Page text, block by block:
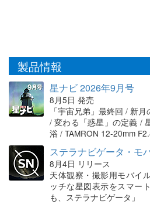
製品情報
星ナビ 2026年9月号
8月5日 発売
「宇宙兄弟」最終回 / 新
/ 変わる「惑星」の定義 /
浴 / TAMRON 12-20mm
ステラナビゲータ・モ
8月4日 リリース
天体観察・撮影用モバイ
ッチな星図表示をスマー
も、ステラナビゲータ」